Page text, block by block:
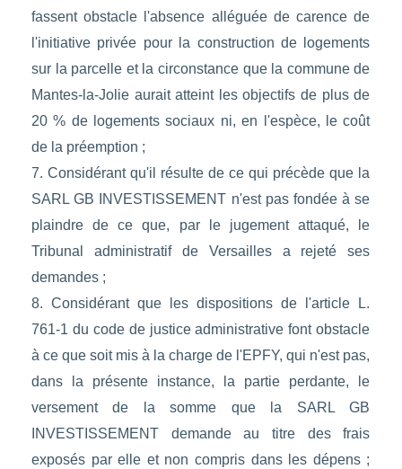
fassent obstacle l'absence alléguée de carence de
l'initiative privée pour la construction de logements
sur la parcelle et la circonstance que la commune de
Mantes-la-Jolie aurait atteint les objectifs de plus de
20 % de logements sociaux ni, en l'espèce, le coût
de la préemption ;
7. Considérant qu'il résulte de ce qui précède que la
SARL GB INVESTISSEMENT n'est pas fondée à se
plaindre de ce que, par le jugement attaqué, le
Tribunal administratif de Versailles a rejeté ses
demandes ;
8. Considérant que les dispositions de l'article L.
761-1 du code de justice administrative font obstacle
à ce que soit mis à la charge de l'EPFY, qui n'est pas,
dans la présente instance, la partie perdante, le
versement de la somme que la SARL GB
INVESTISSEMENT demande au titre des frais
exposés par elle et non compris dans les dépens ;